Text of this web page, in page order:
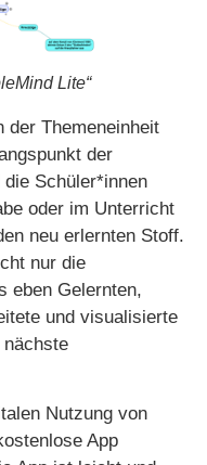
Lite“
der Themeneinheit
der
Schüler*innen
oder im Unterricht
neu erlernten Stoff.
nur die
eben Gelernten,
und visualisierte
Nutzung von
App